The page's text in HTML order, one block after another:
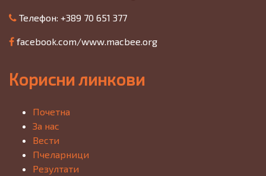
Телефон: +389 70 651 377
facebook.com/www.macbee.org
Корисни линкови
Почетна
За нас
Вести
Пчеларници
Резултати